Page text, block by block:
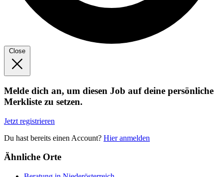
Close
Melde dich an, um diesen Job auf deine persönliche
Merkliste zu setzen.
Jetzt registrieren
Du hast bereits einen Account? Hier anmelden
Ähnliche Orte